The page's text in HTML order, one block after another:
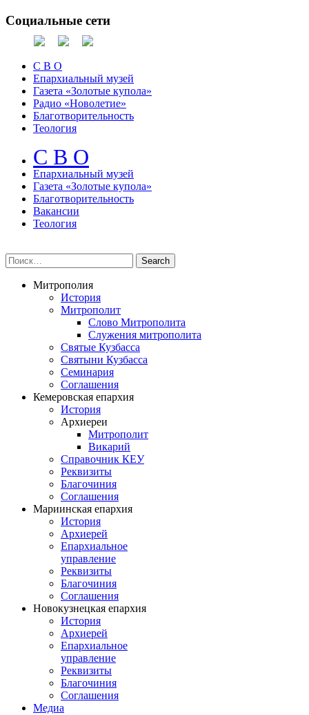
Социальные сети
С В О
Епархиальный музей
Газета «Золотые купола»
Радио «Новолетие»
Благотворительность
Теология
С В О
Епархиальный музeй
Газета «Золотые купола»
Благотворительность
Вакансии
Теология
Митрополия
История
Митрополит
Слово Митрополита
Служения митрополита
Святые Кузбасса
Святыни Кузбасса
Семинария
Соглашения
Кемеровская епархия
История
Архиереи
Митрополит
Викарий
Справочник КЕУ
Реквизиты
Благочиния
Соглашения
Мариинская епархия
История
Архиерей
Епархиальное
управление
Реквизиты
Благочиния
Соглашения
Новокузнецкая епархия
История
Архиерей
Епархиальное
управление
Реквизиты
Благочиния
Соглашения
Медиа